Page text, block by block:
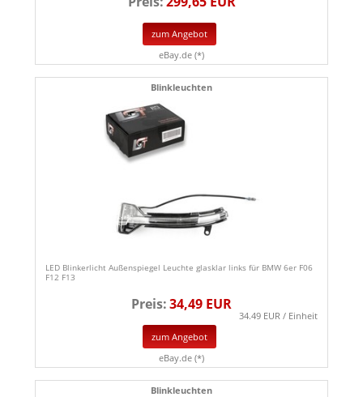
zum Angebot
eBay.de (*)
Blinkleuchten
LED Blinkerlicht Außenspiegel Leuchte glasklar links für BMW 6er F06
F12 F13
Preis:34,49 EUR
34.49 EUR / Einheit
zum Angebot
eBay.de (*)
Blinkleuchten